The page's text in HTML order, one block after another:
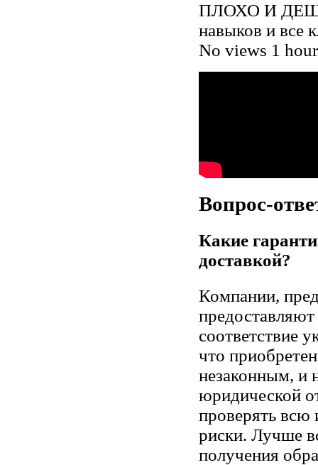
ПЛОХО И
навыков и все
No views 1
Вопрос-
Какие
доставкой?
Компании,
предоставляют
соответствие
что
незаконным, и
юридической
проверять
риски. Лучше
получения